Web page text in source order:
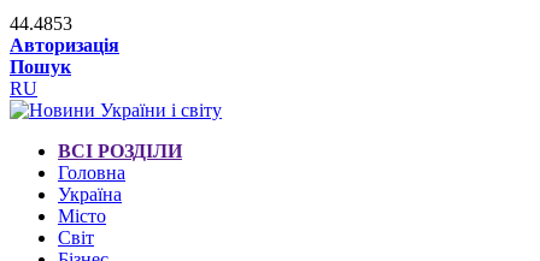
44.4853
Авторизація
Пошук
RU
ВСІ РОЗДІЛИ
Головна
Україна
Місто
Світ